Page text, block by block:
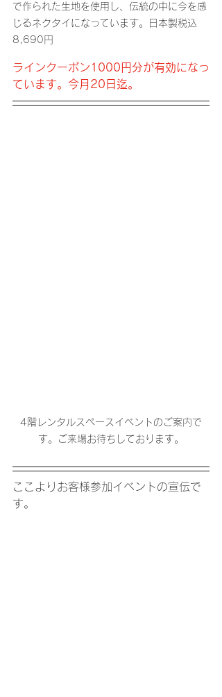
で作られた生地を使用し、伝統の中に今を感
じるネクタイになっています。日本製税込
8,690円
ラインクーポン1000円分が有効になっ
ています。今月20日迄。
4階レンタルスペースイベントのご案内で
す。ご来場お待ちしております。
ここよりお客様参加イベントの宣伝で
す。